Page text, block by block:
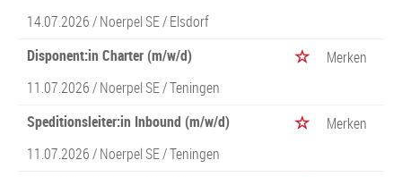
14.07.2026 /Noerpel SE/ Elsdorf
Disponent:in Charter (m/w/d)
Merken
11.07.2026 /Noerpel SE/ Teningen
Speditionsleiter:in Inbound (m/w/d)
Merken
11.07.2026 /Noerpel SE/ Teningen